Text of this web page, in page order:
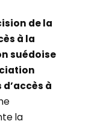
de la
à la
suédoise
à
la